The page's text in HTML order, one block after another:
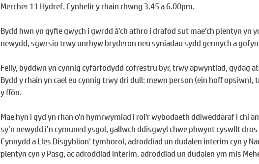
Mercher 11 Hydref. Cynhelir y rhain rhwng 3.45 a 6.00pm.
Bydd hwn yn gyfle gwych i gwrdd â’ch athro i drafod sut mae’ch plentyn yn
newydd, sgwrsio trwy unrhyw bryderon neu syniadau sydd gennych a
Felly, byddwn yn cynnig cyfarfodydd cofrestru byr, trwy apwyntiad, gydag
Bydd y rhain yn cael eu cynnig trwy dri dull: mewn person (ein hoff opsiwn),
y ffôn.
Mae hyn i gyd yn rhan o'n hymrwymiad i roi'r wybodaeth ddiweddaraf i chi
sy’n newydd i’n cymuned ysgol, gallwch ddisgwyl chwe phwynt cyswllt
Cynnydd a Lles Disgyblion’ tymhorol, adroddiad un dudalen interim cyn y
plentyn cyn y Pasg, ac adroddiad interim. adroddiad un dudalen ym mis